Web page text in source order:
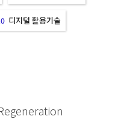
디지털 활용기술